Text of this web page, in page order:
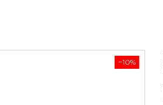
−10%